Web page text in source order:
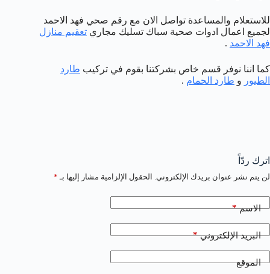
للاستعلام والمساعدة تواصل الان مع رقم صحي فهد الاحمد
لجميع اعمال ادوات صحية سباك تسليك مجاري تعقيم منازل
فهد الاحمد .
كما اننا نوفر قسم خاص بشركتنا بقوم في تركيب طارد
الطيور و طارد الحمام .
اترك ردّاً
لن يتم نشر عنوان بريدك الإلكتروني. الحقول الإلزامية مشار إليها بـ *
الاسم*
البريد الإلكتروني*
الموقع